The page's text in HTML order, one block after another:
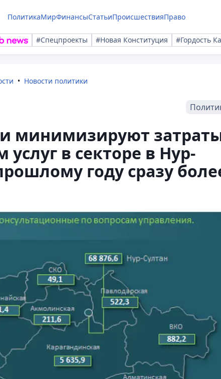
ПолитикаМирФинансыСтатьиПроисшествияПраво
#Спецпроекты #Новая Конституция #Гордость
Новости политики
минимизируют
в секторе в Нур-
году сразу